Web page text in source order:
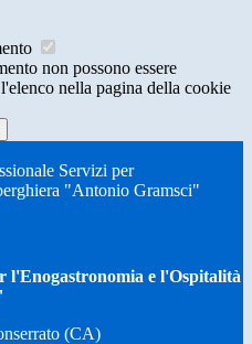
non possono essere
nella pagina della cookie
Servizi per
"Antonio Gramsci"
l'Enogastronomia e l'Ospitalità
(CA)